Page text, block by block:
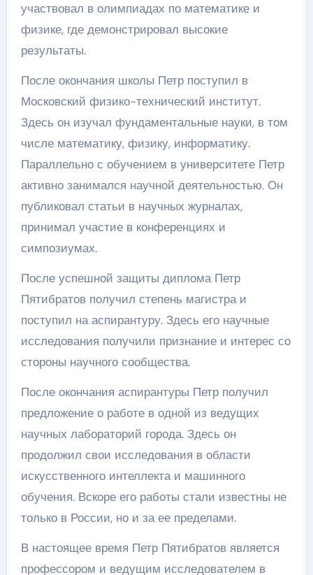
участвовал в олимпиадах по математике и
физике, где демонстрировал высокие
результаты.
После окончания школы Петр поступил в
Московский физико-технический институт.
Здесь он изучал фундаментальные науки, в том
числе математику, физику, информатику.
Параллельно с обучением в университете Петр
активно занимался научной деятельностью. Он
публиковал статьи в научных журналах,
принимал участие в конференциях и
симпозиумах.
После успешной защиты диплома Петр
Пятибратов получил степень магистра и
поступил на аспирантуру. Здесь его научные
исследования получили признание и интерес со
стороны научного сообщества.
После окончания аспирантуры Петр получил
предложение о работе в одной из ведущих
научных лабораторий города. Здесь он
продолжил свои исследования в области
искусственного интеллекта и машинного
обучения. Вскоре его работы стали известны не
только в России, но и за ее пределами.
В настоящее время Петр Пятибратов является
профессором и ведущим исследователем в